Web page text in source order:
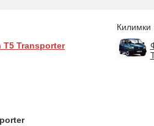
T5 Transporter
Килимки